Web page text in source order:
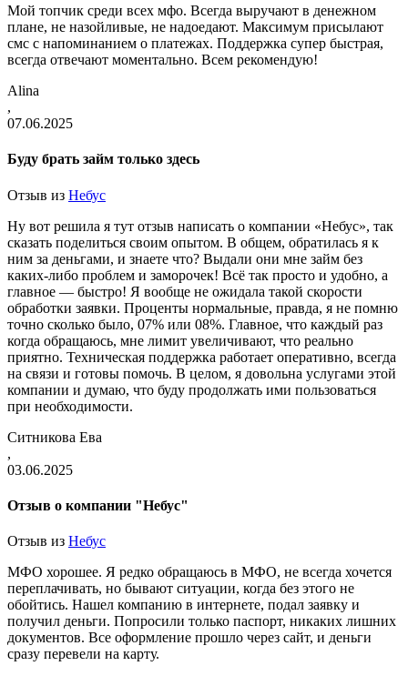
Мой топчик среди всех мфо. Всегда выручают в денежном
плане, не назойливые, не надоедают. Максимум присылают
смс с напоминанием о платежах. Поддержка супер быстрая,
всегда отвечают моментально. Всем рекомендую!
Alina
,
07.06.2025
Буду брать займ только здесь
Отзыв из Небус
Ну вот решила я тут отзыв написать о компании «Небус», так
сказать поделиться своим опытом. В общем, обратилась я к
ним за деньгами, и знаете что? Выдали они мне займ без
каких-либо проблем и заморочек! Всё так просто и удобно, а
главное — быстро! Я вообще не ожидала такой скорости
обработки заявки. Проценты нормальные, правда, я не помню
точно сколько было, 07% или 08%. Главное, что каждый раз
когда обращаюсь, мне лимит увеличивают, что реально
приятно. Техническая поддержка работает оперативно, всегда
на связи и готовы помочь. В целом, я довольна услугами этой
компании и думаю, что буду продолжать ими пользоваться
при необходимости.
Ситникова Ева
,
03.06.2025
Отзыв о компании "Небус"
Отзыв из Небус
МФО хорошее. Я редко обращаюсь в МФО, не всегда хочется
переплачивать, но бывают ситуации, когда без этого не
обойтись. Нашел компанию в интернете, подал заявку и
получил деньги. Попросили только паспорт, никаких лишних
документов. Все оформление прошло через сайт, и деньги
сразу перевели на карту.